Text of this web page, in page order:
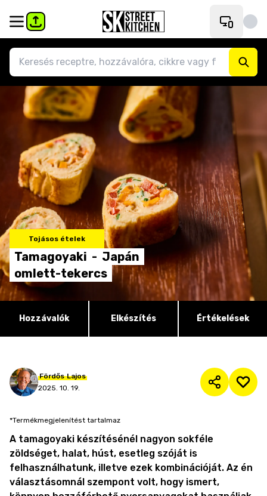
Tojásos ételek
Tamagoyaki - Japán
omlett-tekercs
Hozzávalók Elkészítés Értékelések
Fördős Lajos
2025. 10. 19.
*Termékmegjelenítést tartalmaz
A tamagoyaki készítésénél nagyon sokféle
zöldséget, halat, húst, esetleg szóját is
felhasználhatunk, illetve ezek kombinációját. Az én
választásomnál szempont volt, hogy ismert,